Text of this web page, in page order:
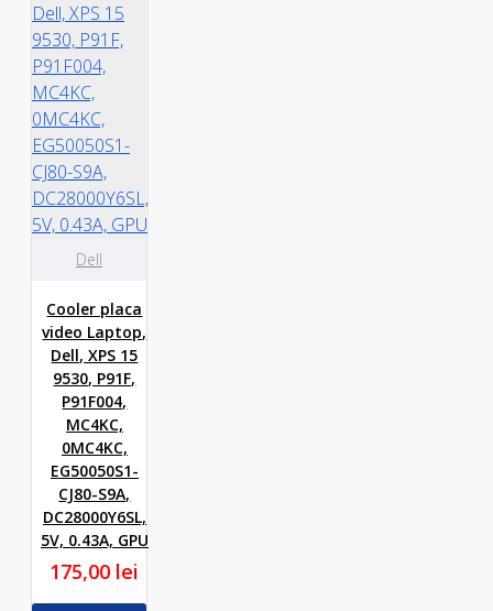
Dell
Cooler placa
video Laptop,
Dell, XPS 15
9530, P91F,
P91F004,
MC4KC,
0MC4KC,
EG50050S1-
CJ80-S9A,
DC28000Y6SL,
5V, 0.43A, GPU
175,00 lei